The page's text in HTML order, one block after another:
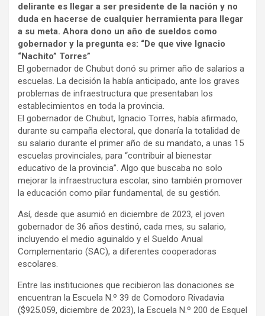
delirante es llegar a ser presidente de la nación y no
duda en hacerse de cualquier herramienta para llegar
a su meta. Ahora dono un año de sueldos como
gobernador y la pregunta es: “De que vive Ignacio
“Nachito” Torres”
El gobernador de Chubut donó su primer año de salarios a
escuelas. La decisión la había anticipado, ante los graves
problemas de infraestructura que presentaban los
establecimientos en toda la provincia.
El gobernador de Chubut, Ignacio Torres, había afirmado,
durante su campaña electoral, que donaría la totalidad de
su salario durante el primer año de su mandato, a unas 15
escuelas provinciales, para “contribuir al bienestar
educativo de la provincia”. Algo que buscaba no solo
mejorar la infraestructura escolar, sino también promover
la educación como pilar fundamental, de su gestión.
Así, desde que asumió en diciembre de 2023, el joven
gobernador de 36 años destinó, cada mes, su salario,
incluyendo el medio aguinaldo y el Sueldo Anual
Complementario (SAC), a diferentes cooperadoras
escolares.
Entre las instituciones que recibieron las donaciones se
encuentran la Escuela N.º 39 de Comodoro Rivadavia
($925.059, diciembre de 2023), la Escuela N.º 200 de Esquel